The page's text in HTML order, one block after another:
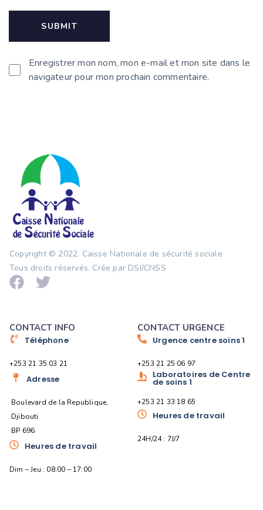
Enregistrer mon nom, mon e-mail et mon site dans le
navigateur pour mon prochain commentaire.
Copyright © 2022. Caisse Nationale de sécurité sociale
Tous droits réservés. Crée par DSI/CNSS
CONTACT INFO
Téléphone
+253 21 35 03 21
Adresse
Boulevard de la Republique,
Djibouti
BP 696
Heures de travail
Dim – Jeu : 08:00 – 17:00
CONTACT URGENCE
Urgence centre soins 1
+253 21 25 06 97
Laboratoires de Centre
de soins 1
+253 21 33 18 65
Heures de travail
24H/24 : 7J/7